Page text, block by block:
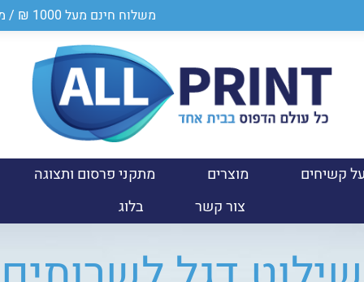
משלוח חינם מעל 1000 ₪ / מספר ספק במשרד הביטחון 0011024950
קשיחים מוצרים
מתקני פרסום ותצוגה
צור קשר
בלוג